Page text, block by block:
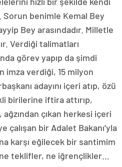
Sorun benimle Kemal Bey
Bey arasındadır. Milletle
Verdiği talimatları
görev yapıp da şimdi
imza verdiği, 15 milyon
adayını içeri atıp, özü
birilerine iftira attırıp,
ağzından çıkan herkesi içeri
çalışan bir Adalet Bakanı’yla
karşı eğilecek bir santimim
teklifler, ne iğrençlikler…